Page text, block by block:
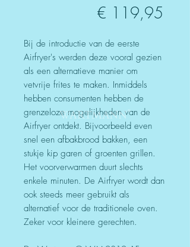
€ 119,95
Bij de introductie van de eerste
Airfryer's werden deze vooral gezien
als een alternatieve manier om
vetvrije frites te maken. Inmiddels
hebben consumenten hebben de
grenzeloze mogelijkheden van de
Airfryer ontdekt. Bijvoorbeeld even
snel een afbakbrood bakken, een
stukje kip garen of groenten grillen.
Het voorverwarmen duurt slechts
enkele minuten. De Airfryer wordt dan
ook steeds meer gebruikt als
alternatief voor de traditionele oven.
Zeker voor kleinere gerechten.